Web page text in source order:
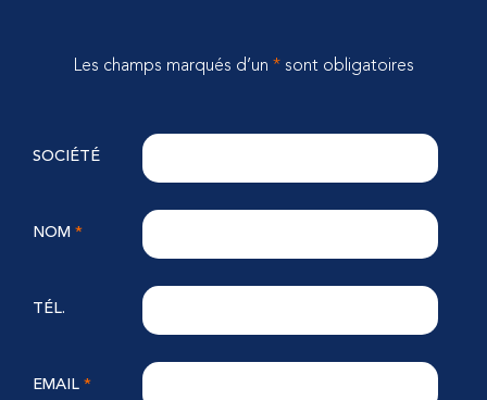
Les champs marqués d’un * sont obligatoires
SOCIÉTÉ
NOM *
TÉL.
EMAIL *